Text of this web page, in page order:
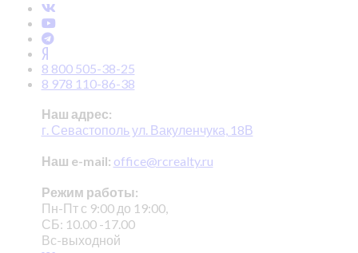
8 800 505-38-25
8 978 110-86-38
Наш адрес:
г. Севастополь ул. Вакуленчука, 18В
Наш e-mail: office@rcrealty.ru
Режим работы:
Пн-Пт с 9:00 до 19:00,
СБ: 10.00 -17.00
Вс-выходной